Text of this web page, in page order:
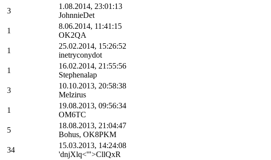
3
1.08.2014, 23:01:13
JohnnieDet
1
8.06.2014, 11:41:15
OK2QA
1
25.02.2014, 15:26:52
inetryconydot
1
16.02.2014, 21:55:56
Stephenalap
3
10.10.2013, 20:58:38
Melzirus
1
19.08.2013, 09:56:34
OM6TC
5
18.08.2013, 21:04:47
Bohus, OK8PKM
34
15.03.2013, 14:24:08
'dnjXlq<'">CllQxR